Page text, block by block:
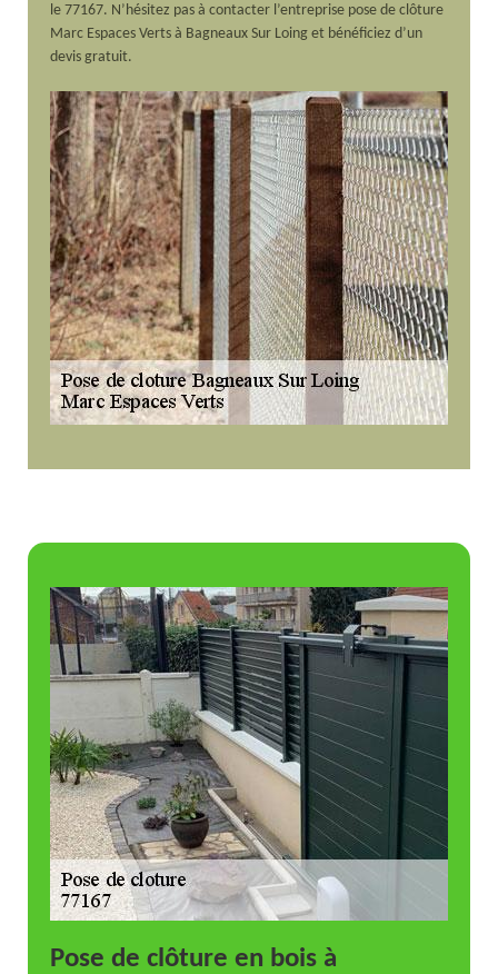
le 77167. N’hésitez pas à contacter l’entreprise pose de clôture
Marc Espaces Verts à Bagneaux Sur Loing et bénéficiez d’un
devis gratuit.
Pose de clôture en bois à